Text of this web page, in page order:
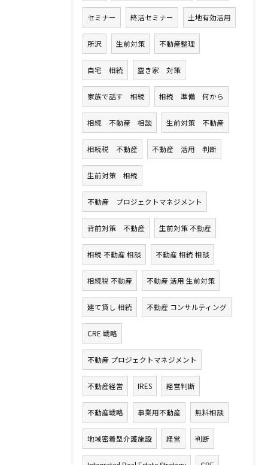
セミナー 終活セミナー 土地有効活用
所沢 生前対策 不動産整理
自宅 相続 空き家 対策
家族で話す 相続 相続 準備 何から
相続 不動産 相談 生前対策 不動産
相続税 不動産 不動産 活用 判断
生前対策 相続
不動産 プロジェクトマネジメント
背前対策 不動産 生前対策 不動産
相続 不動産 相談 不動産 相続 相談
相続税 不動産 不動産 活用 生前対策
建て貸し 相続 不動産 コンサルティング
CRE 戦略
不動産 プロジェクトマネジメント
不動産経営 IRES 経営判断
不動産戦略 事業用不動産 無料相談
地域密着型介護施設 経営 判断